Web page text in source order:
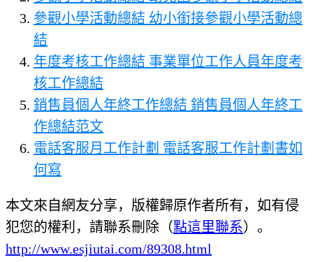
參觀小學活動總結 幼小銜接參觀小學活動總
結
年度考核工作總結 事業單位工作人員年度考
核工作總結
銷售員個人年終工作總結 銷售員個人年終工
作總結范文
電話客服月工作計劃 電話客服工作計劃書如
何寫
本文來自網友分享，版權歸原作者所有，如有侵
犯您的權利，請聯系刪除（點這里聯系）。
http://www.esjiutai.com/89308.html